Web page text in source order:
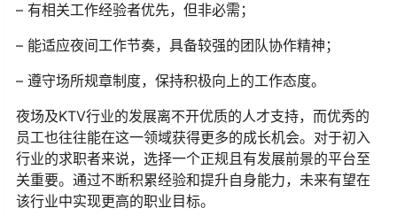
– 有相关工作经验者优先，但非必需；
– 能适应夜间工作节奏，具备较强的团队协作精神；
– 遵守场所规章制度，保持积极向上的工作态度。
夜场及KTV行业的发展离不开优质的人才支持，而优秀的
员工也往往能在这一领域获得更多的成长机会。对于初入
行业的求职者来说，选择一个正规且有发展前景的平台至
关重要。通过不断积累经验和提升自身能力，未来有望在
该行业中实现更高的职业目标。